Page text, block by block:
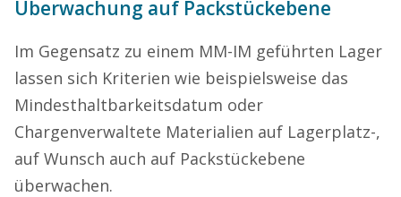
Überwachung auf Packstückebene
Im Gegensatz zu einem MM-IM geführten Lager
lassen sich Kriterien wie beispielsweise das
Mindesthaltbarkeitsdatum oder
Chargenverwaltete Materialien auf Lagerplatz-,
auf Wunsch auch auf Packstückebene
überwachen.